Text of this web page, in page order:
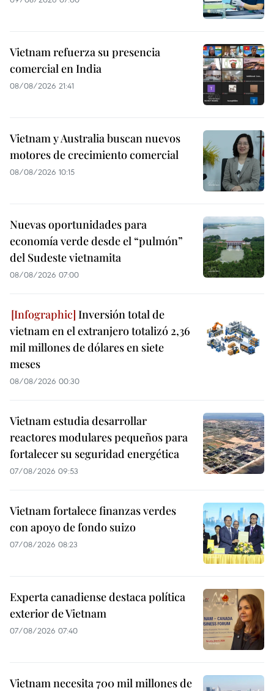
Vietnam refuerza su presencia
comercial en India
08/08/2026 21:41
Vietnam y Australia buscan nuevos
motores de crecimiento comercial
08/08/2026 10:15
Nuevas oportunidades para
economía verde desde el “pulmón”
del Sudeste vietnamita
08/08/2026 07:00
Inversión total de
vietnam en el extranjero totalizó 2,36
mil millones de dólares en siete
meses
08/08/2026 00:30
Vietnam estudia desarrollar
reactores modulares pequeños para
fortalecer su seguridad energética
07/08/2026 09:53
Vietnam fortalece finanzas verdes
con apoyo de fondo suizo
07/08/2026 08:23
Experta canadiense destaca política
exterior de Vietnam
07/08/2026 07:40
Vietnam necesita 700 mil millones de